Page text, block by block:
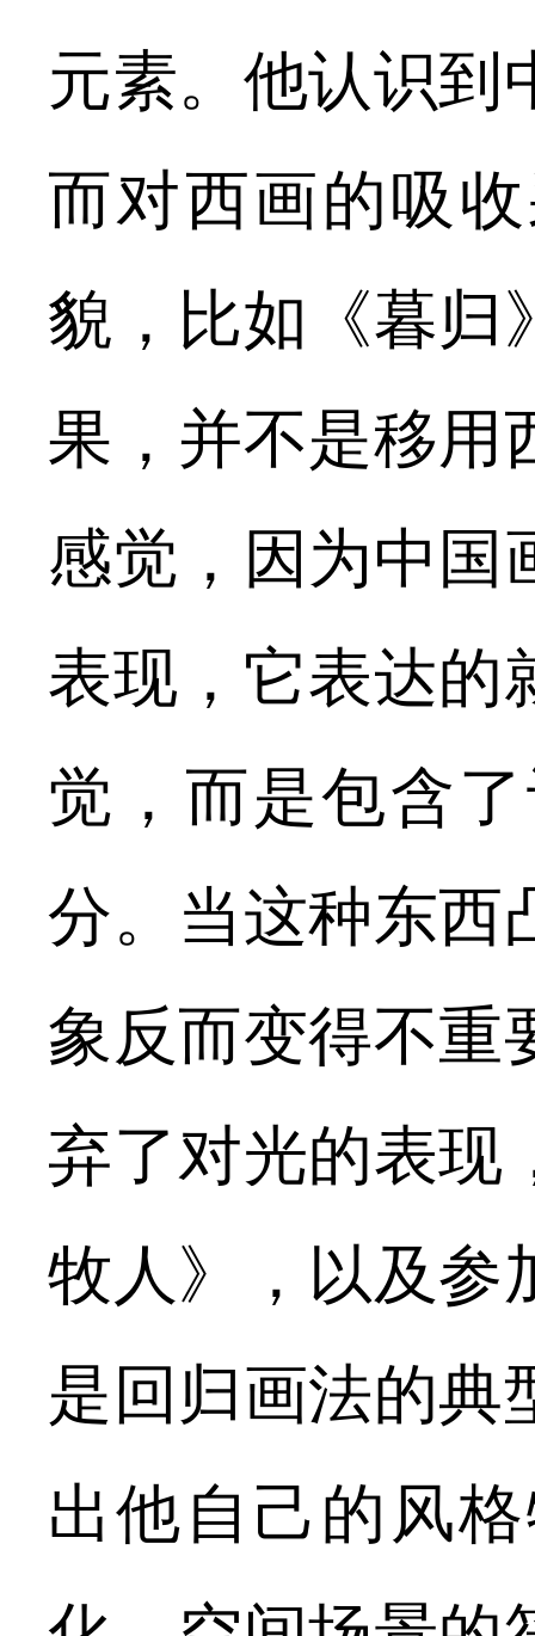
元素。他认识到
而对西画的吸
貌，比如《暮归
果，并不是移用
感觉，因为中国
表现，它表达的
觉，而是包含
分。当这种东西
象反而变得不重
弃了对光的表现
牧人》，以及参
是回归画法的典
出他自己的风